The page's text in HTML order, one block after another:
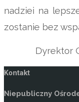
nadziei na
zostanie bez
Dyrektor
Kontakt
Niepubliczny